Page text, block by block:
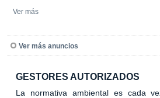
Ver más
Ver más anuncios
GESTORES AUTORIZADOS
La normativa ambiental es cada